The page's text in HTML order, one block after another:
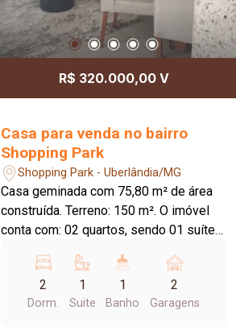
Morgana e torneiras gourmet; Portas
internas brancas; Portas automatizadas
com comando via Alexa e 2,40 metros
de altura; Preparação completa para
aquecimento solar e água quente e fria;
pronto para morar.
R$ 320.000,00 V
Casa para venda no bairro
Shopping Park
Shopping Park - Uberlândia/MG
Casa geminada com 75,80 m² de área
construída. Terreno: 150 m². O imóvel
conta com: 02 quartos, sendo 01 suíte
de TV; Sala de jantar; Hall de entrada;
Jardim de inverno; Cozinha ampla com
móveis planejados; Quintal com jardim;
2
Dorm.
1
Suite
1
Banho
2
Garagens